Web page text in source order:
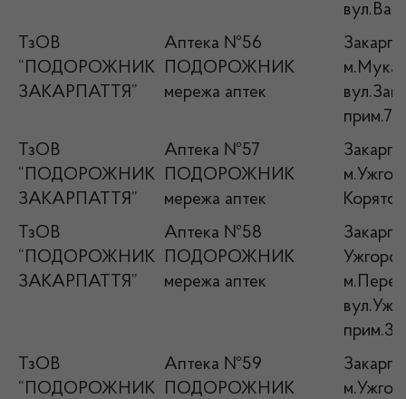
ТзОВ
“ПОДОРОЖНИК
ЗАКАРПАТТЯ”
Аптека №56
ПОДОРОЖНИК
мережа аптек
прим.76
ТзОВ
“ПОДОРОЖНИК
ЗАКАРПАТТЯ”
Аптека №57
ПОДОРОЖНИК
мережа аптек
ТзОВ
“ПОДОРОЖНИК
ЗАКАРПАТТЯ”
Аптека №58
ПОДОРОЖНИК
мережа аптек
прим.3
ТзОВ
“ПОДОРОЖНИК
Аптека №59
ПОДОРОЖНИК